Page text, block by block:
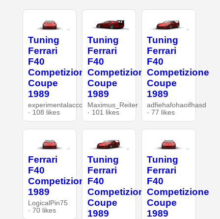
Tuning
Ferrari
F40
Competizione
Coupe
1989
experimentalaccount
· 108 likes
Tuning
Ferrari
F40
Competizione
Coupe
1989
Maximus_Reiter
· 101 likes
Tuning
Ferrari
F40
Competizione
Coupe
1989
adfiehafohaoifhasd
· 77 likes
Ferrari
F40
Competizione
1989
LogicalPin75
· 70 likes
Tuning
Ferrari
F40
Competizione
Coupe
1989
Tuning
Ferrari
F40
Competizione
Coupe
1989